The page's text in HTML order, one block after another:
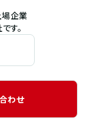
場企業
す。
わせ